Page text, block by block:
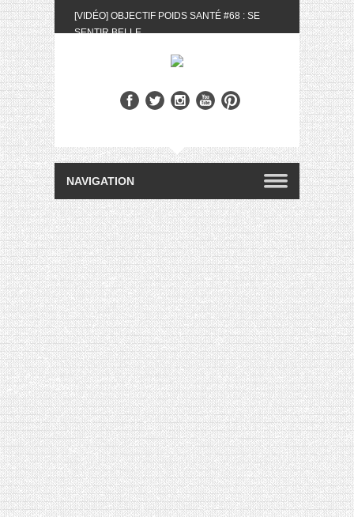
[VIDÉO] OBJECTIF POIDS SANTÉ #68 : SE
SENTIR BELLE
BIOTYFULL BOX DU MOIS DE MAI 2024 FEAT.
[VIDÉO] QUITOQUE #10 : MEAL PREP &
CONVIVIALITÉ
[VIDÉO] UNBOXING : LES MY LITTLE &
BIOTYFULL BOX DU MOIS D’AVRIL 2024
FEAT. AKILA
[VIDÉO] OBJECTIF POIDS SANTÉ #67 : L’AVIS
DES AUTRES, CE N’EST QUE LA VIE DES
AUTRES
[VIDÉO] UNBOXING : LES MY LITTLE &
BIOTYFULL BOX DES MOIS DE FÉVRIER ET
MARS 2024 FEAT. AKILA
[VIDÉO] LA SÉLECTION DU MOIS
#JANVIER2024
[VIDÉO] HELLOFRESH #34 : IDÉES
RECETTES RISOTTO